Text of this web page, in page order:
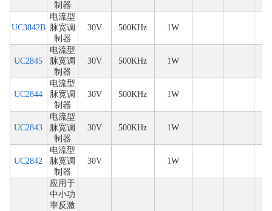
制器
UC3842B
电流型
脉宽调
制器
30V 500KHz 1W
UC2845
电流型
脉宽调
制器
30V 500KHz 1W
UC2844
电流型
脉宽调
制器
30V 500KHz 1W
UC2843
电流型
脉宽调
制器
30V 500KHz 1W
UC2842
电流型
脉宽调
制器
30V 1W
应用于
中小功
率反激